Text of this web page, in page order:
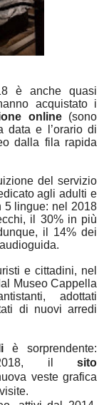
è anche quasi
acquistato i
online(sono
data e l’orario di
dalla fila rapida
del servizio
agli adulti e
5 lingue: nel 2018
il 30% in più
il 14% dei
e cittadini, nel
Museo Cappella
adottati
di nuovi arredi
è sorprendente:
il
sito
veste grafica